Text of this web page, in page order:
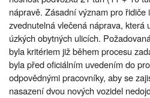
nápravě. Zásadní význam pro řidiče
zvednutelná vlečená náprava, která
úzkých obytných ulicích.
byla kritériem již během procesu
byla před oficiálním uvedením do
odpovědnými pracovníky, aby se
nasazení dvou nových vozidel